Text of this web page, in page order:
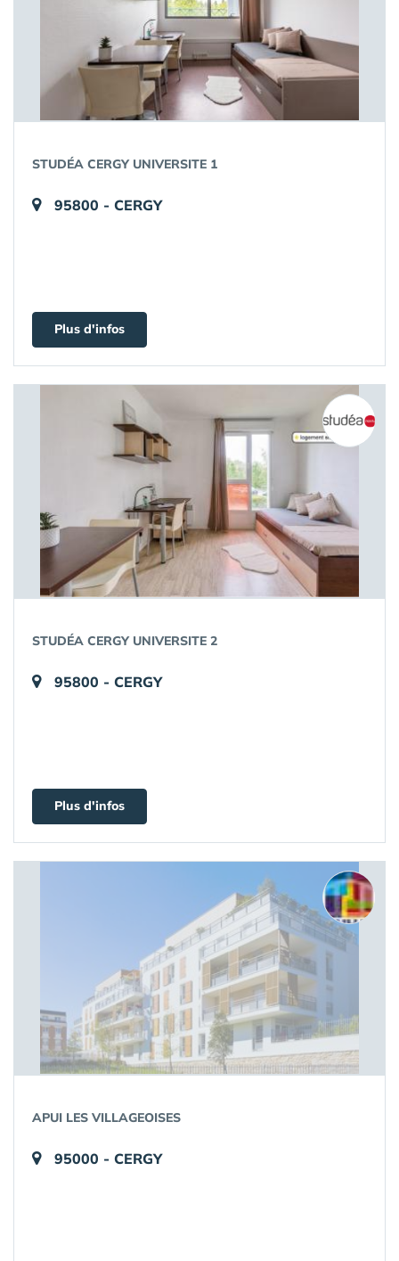
STUDÉA CERGY UNIVERSITE 1
95800 - CERGY
Plus d'infos
STUDÉA CERGY UNIVERSITE 2
95800 - CERGY
Plus d'infos
APUI LES VILLAGEOISES
95000 - CERGY